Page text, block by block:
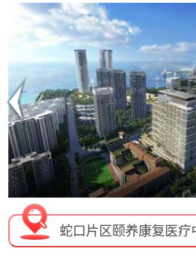
蛇口片区颐养康复医疗